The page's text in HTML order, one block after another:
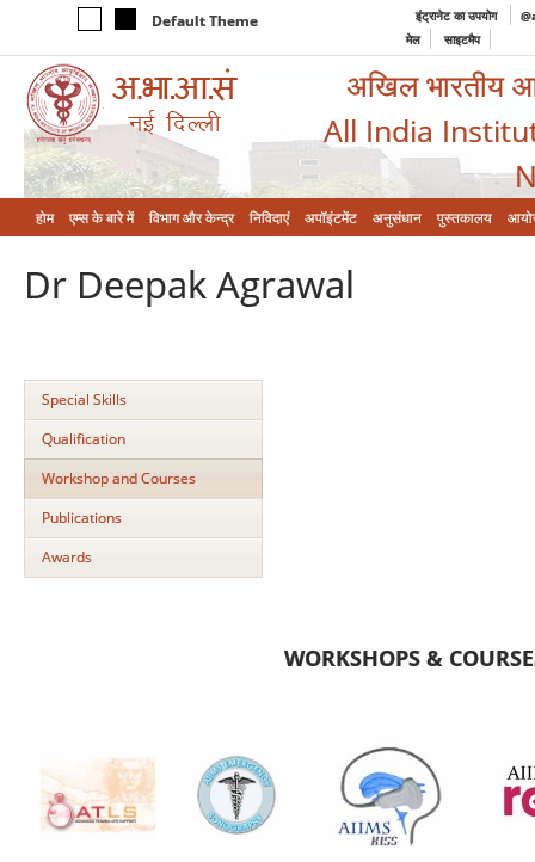
Default Theme इंट्रानेट का उपयोग
मेल
साइटमैप
अखिल भारतीय
All India
होम एम्‍स के बारे में विभाग और केन्‍द्र निविदाएं अपॉइंटमेंट अनुसंधान पुस्तकालय
Dr Deepak Agrawal
Special Skills
Qualification
Workshop and Courses
Publications
Awards
WORKSHOPS &